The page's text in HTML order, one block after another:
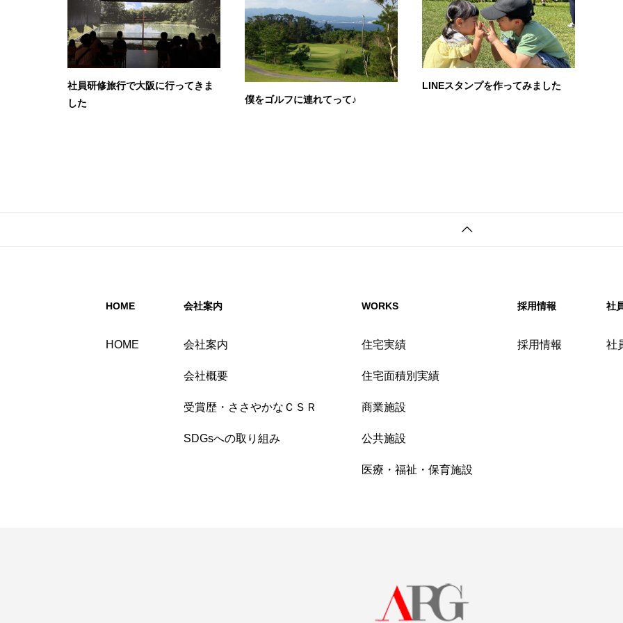
社員研修旅行で大阪に行ってきま
した
僕をゴルフに連れてって♪
LINEスタンプを作ってみました
HOME
HOME
会社案内
会社案内
会社概要
受賞歴・ささやかなＣＳＲ
SDGsへの取り組み
WORKS
住宅実績
住宅面積別実績
商業施設
公共施設
医療・福祉・保育施設
採用情報
採用情報
社
社